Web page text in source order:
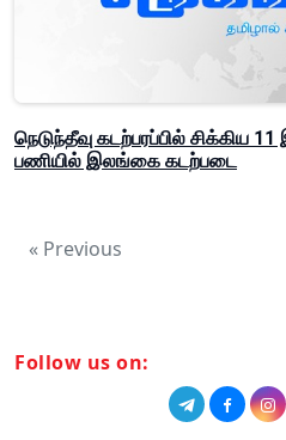
நெடுந்தீவு கடற்பரப்பில் சிக்கிய
பணியில் இலங்கை கடற்படை
« Previous
Follow us on: